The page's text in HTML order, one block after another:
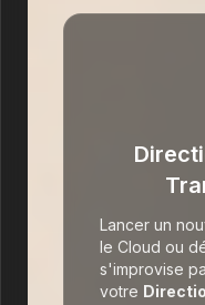
Lancer un
le Cloud ou
s'improvise
votre